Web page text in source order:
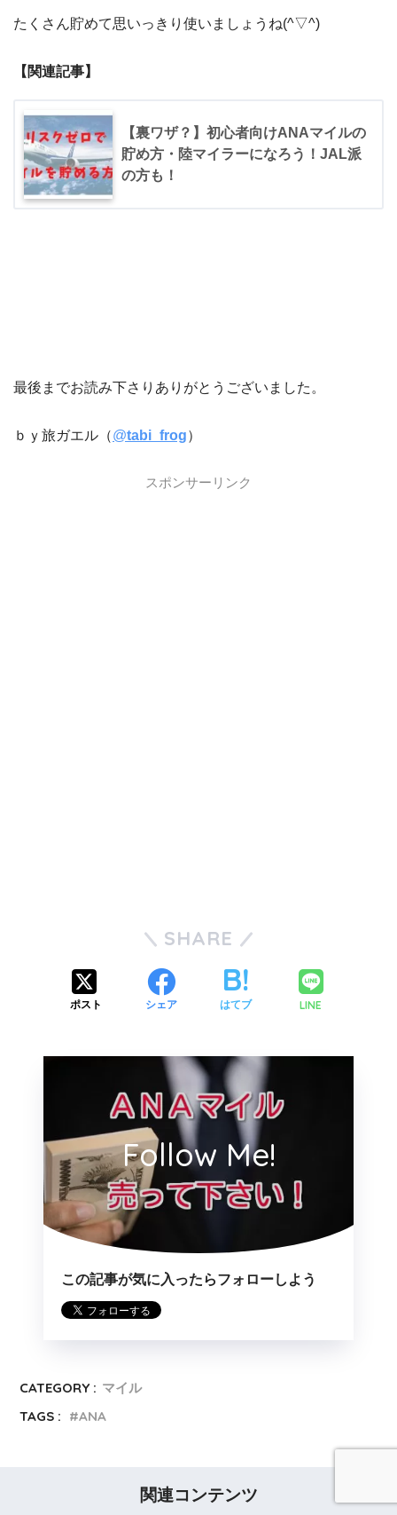
たくさん貯めて思いっきり使いましょうね(^▽^)
【関連記事】
【裏ワザ？】初心者向けANAマイルの
貯め方・陸マイラーになろう！JAL派
の方も！
最後までお読み下さりありがとうございました。
ｂｙ旅ガエル（@tabi_frog）
スポンサーリンク
SHARE
ポスト シェア はてブ LINE
Follow Me!
この記事が気に入ったらフォローしよう
CATEGORY : マイル
TAGS :
ANA
関連コンテンツ